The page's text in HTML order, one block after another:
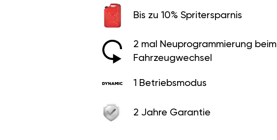
Bis zu 10% Spritersparnis
2 mal Neuprogrammierung beim
Fahrzeugwechsel
1 Betriebsmodus
2 Jahre Garantie